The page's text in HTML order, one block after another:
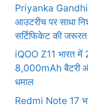
Priyanka Gandhi
आउटरीच पर साधा
सर्टिफिकेट की जरूरत
iQOO Z11 भारत में
8,000mAh बैटरी
धमाल
Redmi Note 17